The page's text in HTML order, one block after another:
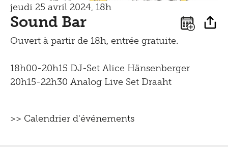
Archives
Service
pédagogique,
visites guidées,
jeudi 25 avril 2024, 18h
Sound Bar
Ouvert à partir de 18h, entrée gratuite.
18h00-20h15 DJ-Set Alice Hänsenberger
20h15-22h30 Analog Live Set Draaht
>> Calendrier d'événements